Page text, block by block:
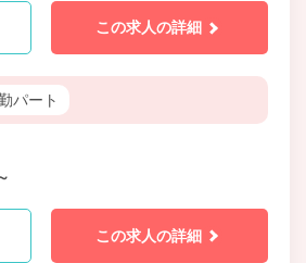
この求人の詳細
パート
この求人の詳細